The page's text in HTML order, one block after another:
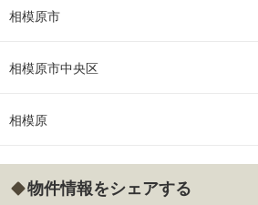
相模原市
相模原市中央区
相模原
物件情報をシェアする